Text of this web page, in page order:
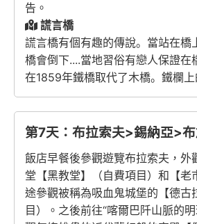
告。
謊言橋
謊言橋有個有趣的傳說。 當站在橋
橋會倒下....當地習俗有戀人保證在
在1859年鐵橋取代了木橋。 鐵欄上
第7天：布拉索夫>錫納亞>
飯店早餐後參觀遊覽布拉索夫，外
堂【黑教堂】（自費項目）和【老
途參觀被稱為吸血鬼城堡的【德古
目）。之後前往“喀爾巴阡山脈的